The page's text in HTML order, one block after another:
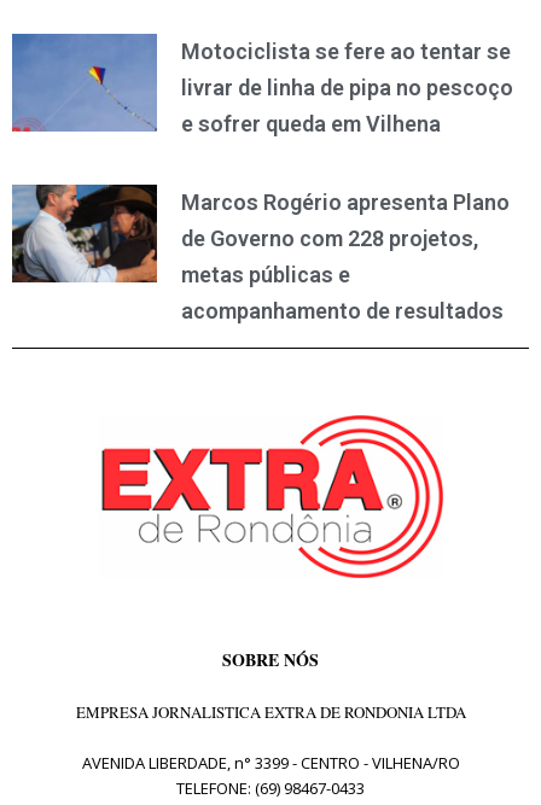
Motociclista se fere ao tentar se
livrar de linha de pipa no pescoço
e sofrer queda em Vilhena
Marcos Rogério apresenta Plano
de Governo com 228 projetos,
metas públicas e
acompanhamento de resultados
SOBRE NÓS
EMPRESA JORNALISTICA EXTRA DE RONDONIA LTDA
AVENIDA LIBERDADE, n° 3399 - CENTRO - VILHENA/RO
TELEFONE: (69) 98467-0433